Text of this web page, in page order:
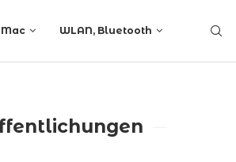
Mac WLAN, Bluetooth